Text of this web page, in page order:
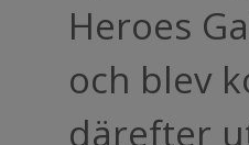
Heroes
och blev
därefter